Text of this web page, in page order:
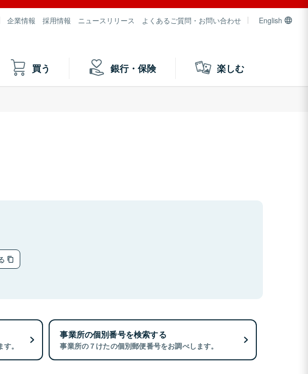
企業情報 採用情報 ニュースリリース よくあるご質問・お問い合わせ English
買う 銀行・保険 楽しむ
。
事業所の個別番号を検索する
事業所の７けたの個別郵便番号をお調べします。